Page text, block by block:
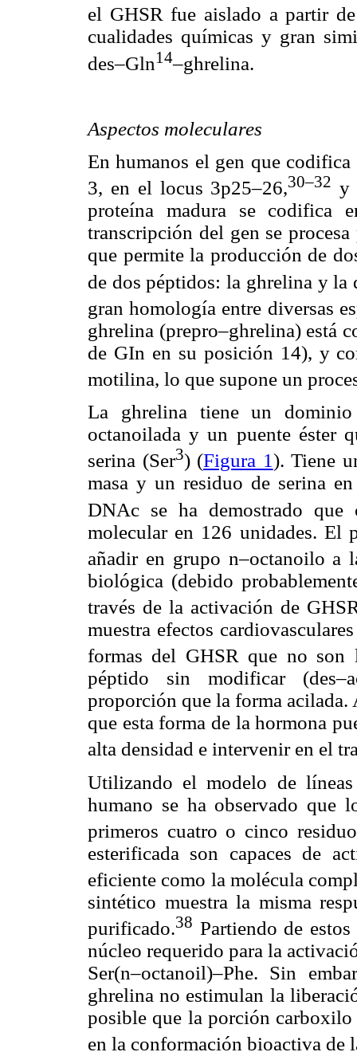
el GHSR fue aislado a partir
cualidades químicas y gran
des–Gln14–ghrelina.
Aspectos moleculares
En humanos el gen que
3, en el locus 3p25–26,30–32 y
proteína madura se
transcripción del gen se
que permite la producción de
de dos péptidos: la ghrelina y la
gran homología entre diversas
ghrelina (prepro–ghrelina) está
de GIn en su posición 14), y
motilina, lo que supone un
La ghrelina tiene un
octanoilada y un puente éster
serina (Ser3) (Figura 1). Tiene
masa y un residuo de serina
DNAc se ha demostrado que
molecular en 126 unidades. El
añadir en grupo n–octanoilo a
biológica (debido
través de la activación de
muestra efectos
formas del GHSR que no son
péptido sin modificar
proporción que la forma acilada.
que esta forma de la hormona
alta densidad e intervenir en el
Utilizando el modelo de líneas
humano se ha observado que
primeros cuatro o cinco
esterificada son capaces de
eficiente como la molécula
sintético muestra la misma
purificado.38 Partiendo de
núcleo requerido para la
Ser(n–octanoil)–Phe. Sin
ghrelina no estimulan la
posible que la porción
en la conformación bioactiva de